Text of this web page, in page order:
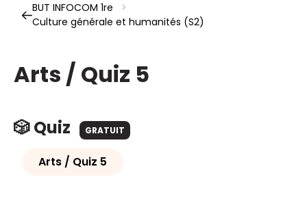
BUT INFOCOM 1re
>
Culture générale et humanités (S2)
Arts / Quiz 5
🎲 Quiz GRATUIT
Arts / Quiz 5